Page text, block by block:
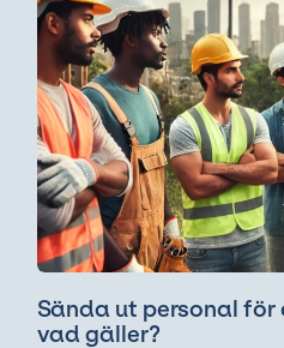
Sända ut personal
vad gäller?